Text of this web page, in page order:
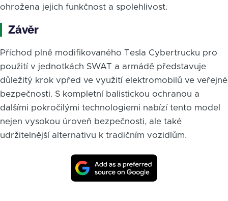
ohrožena jejich funkčnost a spolehlivost.
Závěr
Příchod plně modifikovaného Tesla Cybertrucku pro
použití v jednotkách SWAT a armádě představuje
důležitý krok vpřed ve využití elektromobilů ve veřejné
bezpečnosti. S kompletní balistickou ochranou a
dalšími pokročilými technologiemi nabízí tento model
nejen vysokou úroveň bezpečnosti, ale také
udržitelnější alternativu k tradičním vozidlům.